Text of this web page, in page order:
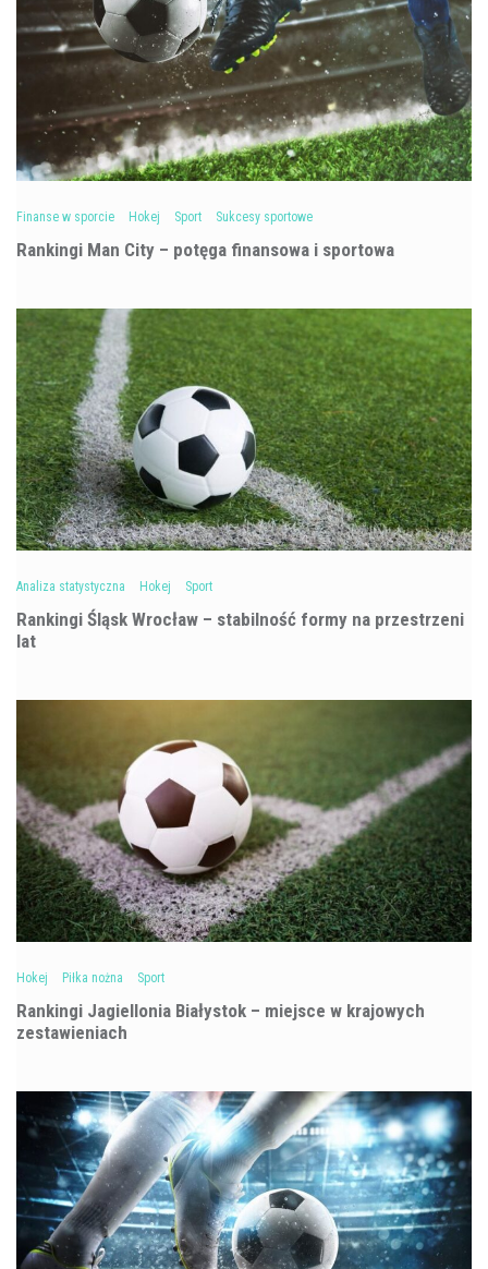
Finanse w sporcie Hokej Sport Sukcesy sportowe
Rankingi Man City – potęga finansowa i sportowa
Analiza statystyczna Hokej Sport
Rankingi Śląsk Wrocław – stabilność formy na przestrzeni
lat
Hokej Piłka nożna Sport
Rankingi Jagiellonia Białystok – miejsce w krajowych
zestawieniach